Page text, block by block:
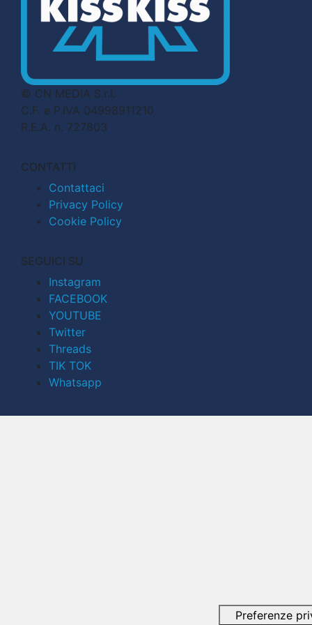
© CN MEDIA S.r.l.
C.F. e P.IVA 04998911210
R.E.A. n. 727803
CONTATTI
Contattaci
Privacy Policy
Cookie Policy
SEGUICI SU
Instagram
FACEBOOK
YOUTUBE
Twitter
Threads
TIK TOK
Whatsapp